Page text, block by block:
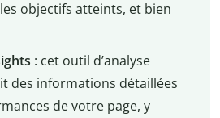
objectifs atteints, et bien
: cet outil d’analyse
des informations détaillées
de votre page, y